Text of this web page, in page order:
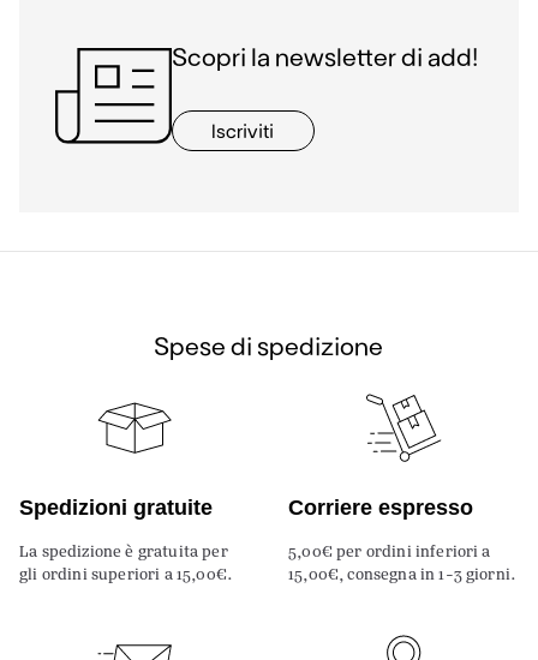
Scopri la newsletter di add!
Iscriviti
Spese di spedizione
Spedizioni gratuite
La spedizione è gratuita per
gli ordini superiori a 15,00€.
Corriere espresso
5,00€ per ordini inferiori a
15,00€, consegna in 1-3 giorni.